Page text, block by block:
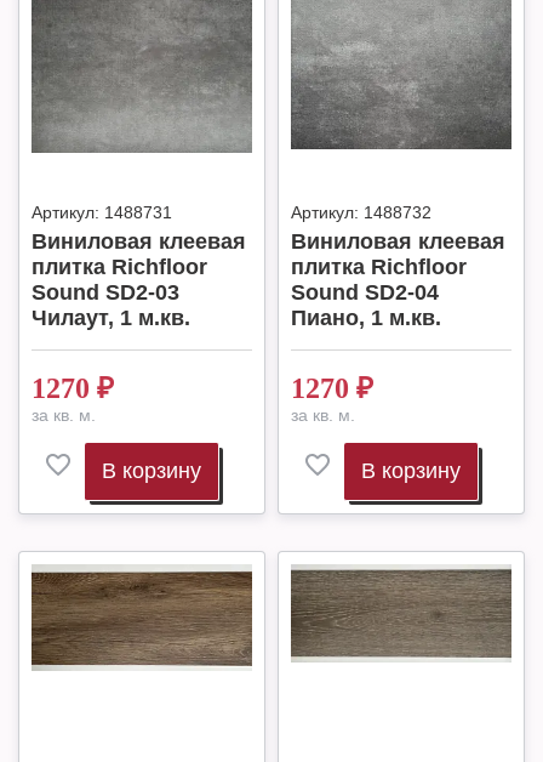
Артикул: 1488731
Виниловая клеевая
плитка Richfloor
Sound SD2-03
Чилаут, 1 м.кв.
1270 ₽
за кв. м.
В корзину
Артикул: 1488732
Виниловая клеевая
плитка Richfloor
Sound SD2-04
Пиано, 1 м.кв.
1270 ₽
за кв. м.
В корзину